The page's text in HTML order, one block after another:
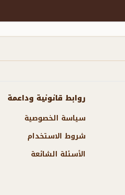
روابط قانونية وداعمة
سياسة الخصوصية
شروط الاستخدام
الأسئلة الشائعة